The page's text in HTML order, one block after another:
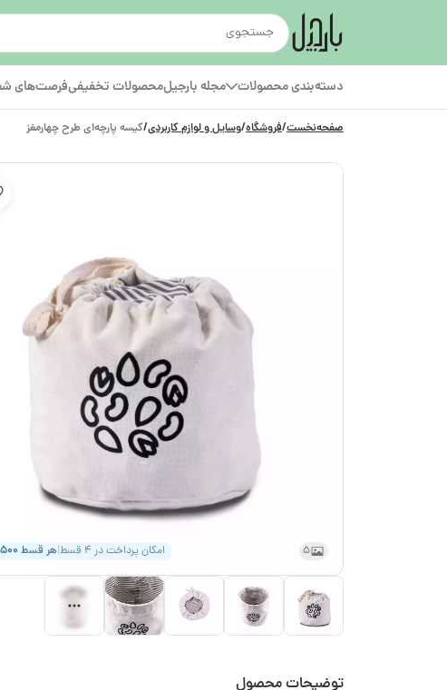
دسته‌بندی محصولات مجله بارجیلمحصولات تخفیفیفرصت‌های
صفحه‌نخست/فروشگاه/وسایل و لوازم کاربردی/کیسه پارچه‌ای طرح چهارمغز
5 امکان پرداخت در ۴ قسط |هر قسط
توضیحات محصول